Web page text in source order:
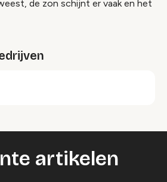
de zon schijnt er vaak en het
artikelen